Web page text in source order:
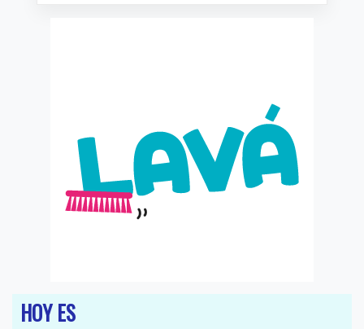
HOY ES